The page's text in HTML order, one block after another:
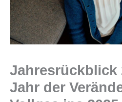
Jahresrückblick
Jahr der